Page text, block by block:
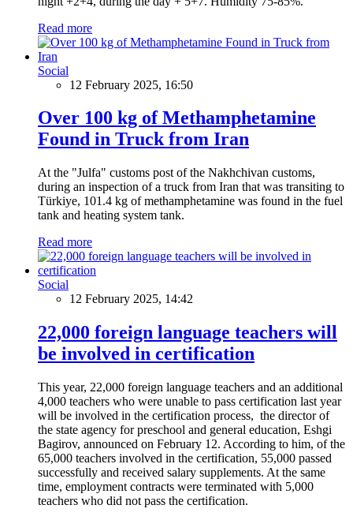
Read more
Social
12 February 2025, 16:50
Over 100 kg of Methamphetamine
Found in Truck from Iran
At the "Julfa" customs post of the Nakhchivan customs,
during an inspection of a truck from Iran that was transiting to
Türkiye, 101.4 kg of methamphetamine was found in the fuel
tank and heating system tank.
Read more
Social
12 February 2025, 14:42
22,000 foreign language teachers will
be involved in certification
This year, 22,000 foreign language teachers and an additional
4,000 teachers who were unable to pass certification last year
will be involved in the certification process, the director of
the state agency for preschool and general education, Eshgi
Bagirov, announced on February 12. According to him, of the
65,000 teachers involved in the certification, 55,000 passed
successfully and received salary supplements. At the same
time, employment contracts were terminated with 5,000
teachers who did not pass the certification.